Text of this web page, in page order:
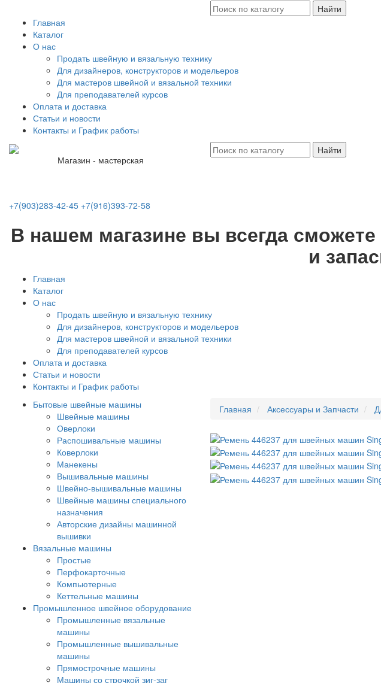
Найти
Главная
Каталог
О нас
Продать швейную и вязальную технику
Для дизайнеров, конструкторов и модельеров
Для мастеров швейной и вязальной техники
Для преподавателей курсов
Оплата и доставка
Статьи и новости
Контакты и График работы
Магазин - мастерская
Найти
+7(903)283-42-45 +7(916)393-72-58
В нашем магазине вы всегда
и
Главная
Каталог
О нас
Продать швейную и вязальную технику
Для дизайнеров, конструкторов и модельеров
Для мастеров швейной и вязальной техники
Для преподавателей курсов
Оплата и доставка
Статьи и новости
Контакты и График работы
Бытовые швейные машины
Швейные машины
Оверлоки
Распошивальные машины
Коверлоки
Манекены
Вышивальные машины
Швейно-вышивальные машины
Швейные машины специального
назначения
Авторские дизайны машинной
вышивки
Вязальные машины
Простые
Перфокарточные
Компьютерные
Кеттельные машины
Промышленное швейное оборудование
Промышленные вязальные
машины
Промышленные вышивальные
машины
Прямострочные машины
Машины со строчкой зиг-заг
Главная Аксессуары и Запчасти